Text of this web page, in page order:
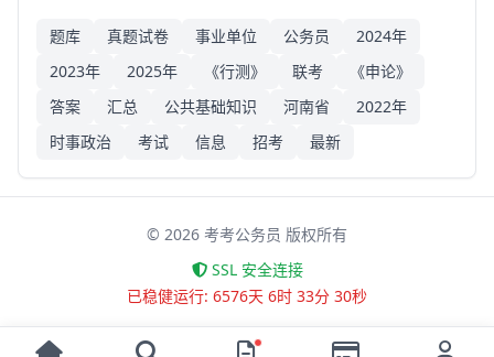
题库 真题试卷 事业单位 公务员
2024年
2023年
2025年 《行测》 联考
《申论》
答案
汇总 公共基础知识 河南省
2022年
时事政治
考试 信息 招考 最新
© 2026 考考公务员 版权所有
SSL 安全连接
已稳健运行: 6576天 6时 33分 30秒